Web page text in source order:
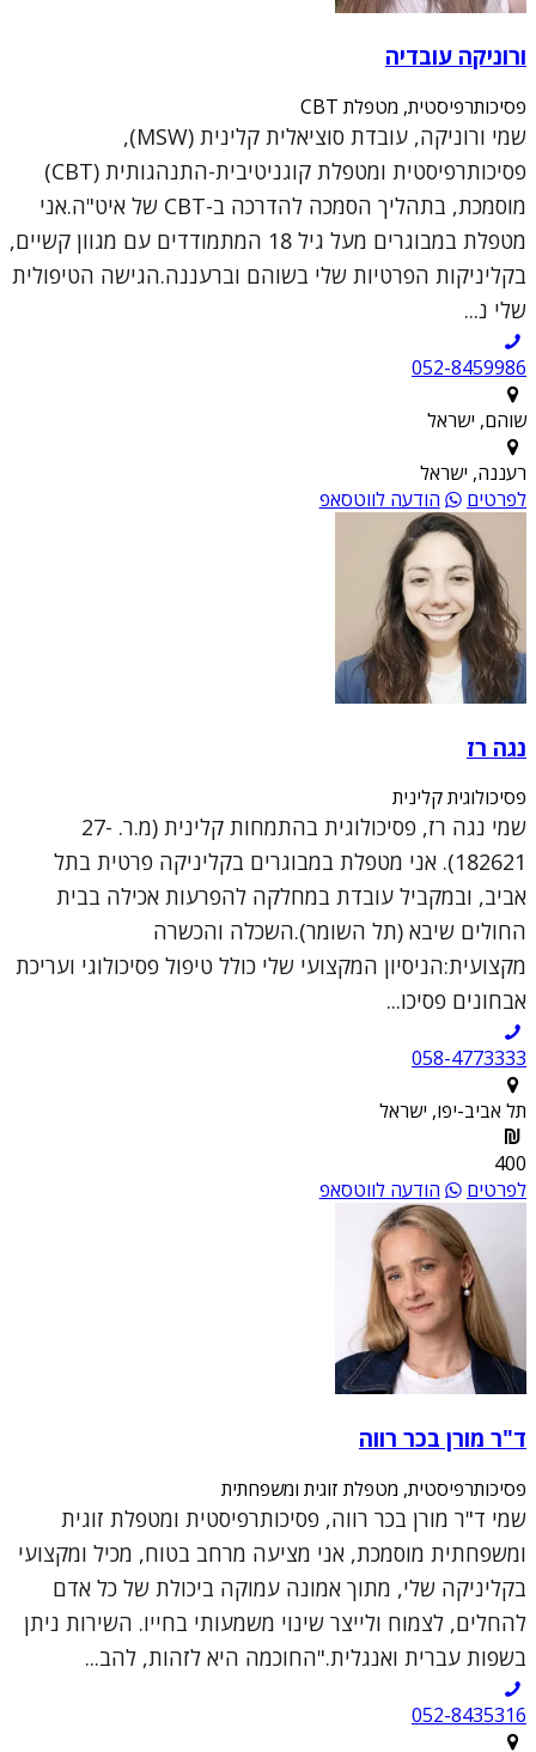
ורוניקה עובדיה
פסיכותרפיסטית, מטפלת CBT
שמי ורוניקה, עובדת סוציאלית קלינית (MSW),
פסיכותרפיסטית ומטפלת קוגניטיבית-התנהגותית (CBT)
מוסמכת, בתהליך הסמכה להדרכה ב-CBT של איט"ה.אני
מטפלת במבוגרים מעל גיל 18 המתמודדים עם מגוון קשיים,
בקליניקות הפרטיות שלי בשוהם וברעננה.הגישה הטיפולית
שלי נ...
052-8459986
שוהם, ישראל
רעננה, ישראל
לפרטים
הודעה לווטסאפ
נגה רז
פסיכולוגית קלינית
שמי נגה רז, פסיכולוגית בהתמחות קלינית (מ.ר. 27-
182621). אני מטפלת במבוגרים בקליניקה פרטית בתל
אביב, ובמקביל עובדת במחלקה להפרעות אכילה בבית
החולים שיבא (תל השומר).השכלה והכשרה
מקצועית:הניסיון המקצועי שלי כולל טיפול פסיכולוגי ועריכת
אבחונים פסיכו...
058-4773333
תל אביב-יפו, ישראל
400
לפרטים
הודעה לווטסאפ
ד"ר מורן בכר רווה
פסיכותרפיסטית, מטפלת זוגית ומשפחתית
שמי ד"ר מורן בכר רווה, פסיכותרפיסטית ומטפלת זוגית
ומשפחתית מוסמכת, אני מציעה מרחב בטוח, מכיל ומקצועי
בקליניקה שלי, מתוך אמונה עמוקה ביכולת של כל אדם
להחלים, לצמוח ולייצר שינוי משמעותי בחייו. השירות ניתן
בשפות עברית ואנגלית."החוכמה היא לזהות, להב...
052-8435316